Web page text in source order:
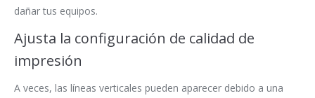
dañar tus equipos.
Ajusta la configuración de calidad de
impresión
A veces, las líneas verticales pueden aparecer debido a una